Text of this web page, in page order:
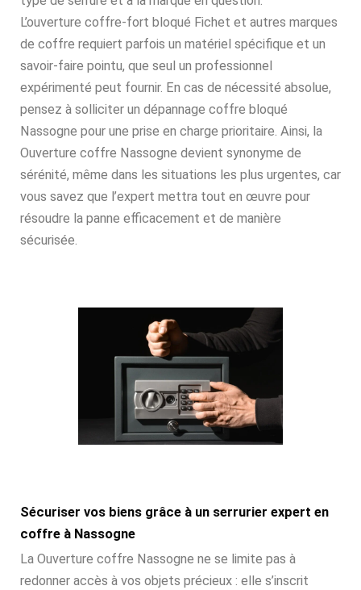
L’ouverture coffre-fort bloqué Fichet et autres marques
de coffre requiert parfois un matériel spécifique et un
savoir-faire pointu, que seul un professionnel
expérimenté peut fournir. En cas de nécessité absolue,
pensez à solliciter un dépannage coffre bloqué
Nassogne pour une prise en charge prioritaire. Ainsi, la
Ouverture coffre Nassogne devient synonyme de
sérénité, même dans les situations les plus urgentes, car
vous savez que l’expert mettra tout en œuvre pour
résoudre la panne efficacement et de manière
sécurisée.
Sécuriser vos biens grâce à un serrurier expert en
coffre à Nassogne
La Ouverture coffre Nassogne ne se limite pas à
redonner accès à vos objets précieux : elle s’inscrit